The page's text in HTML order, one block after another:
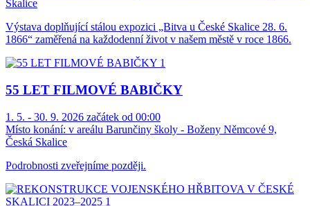
Skalice
Výstava doplňující stálou expozici „Bitva u České Skalice 28. 6.
1866“ zaměřená na každodenní život v našem městě v roce 1866.
55 LET FILMOVÉ BABIČKY
1. 5. - 30. 9. 2026 začátek od 00:00
Místo konání: v areálu Barunčiny školy - Boženy Němcové 9,
Česká Skalice
Podrobnosti zveřejníme později.